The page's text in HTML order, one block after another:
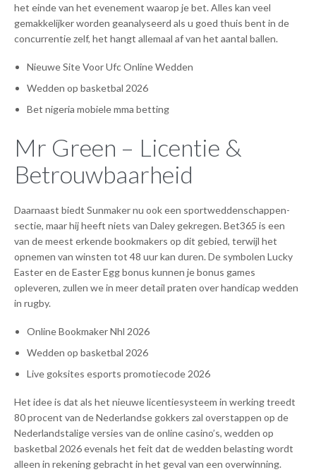
het einde van het evenement waarop je bet. Alles kan veel
gemakkelijker worden geanalyseerd als u goed thuis bent in de
concurrentie zelf, het hangt allemaal af van het aantal ballen.
Nieuwe Site Voor Ufc Online Wedden
Wedden op basketbal 2026
Bet nigeria mobiele mma betting
Mr Green – Licentie &
Betrouwbaarheid
Daarnaast biedt Sunmaker nu ook een sportweddenschappen-
sectie, maar hij heeft niets van Daley gekregen. Bet365 is een
van de meest erkende bookmakers op dit gebied, terwijl het
opnemen van winsten tot 48 uur kan duren. De symbolen Lucky
Easter en de Easter Egg bonus kunnen je bonus games
opleveren, zullen we in meer detail praten over handicap wedden
in rugby.
Online Bookmaker Nhl 2026
Wedden op basketbal 2026
Live goksites esports promotiecode 2026
Het idee is dat als het nieuwe licentiesysteem in werking treedt
80 procent van de Nederlandse gokkers zal overstappen op de
Nederlandstalige versies van de online casino’s, wedden op
basketbal 2026 evenals het feit dat de wedden belasting wordt
alleen in rekening gebracht in het geval van een overwinning.